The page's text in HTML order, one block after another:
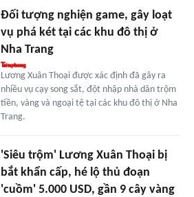
Đối tượng nghiện game, gây loạt
vụ phá két tại các khu đô thị ở
Nha Trang
Lương Xuân Thoại được xác định đã gây ra
nhiều vụ cạy song sắt, đột nhập nhà dân trộm
tiền, vàng và ngoại tệ tại các khu đô thị ở Nha
Trang.
'Siêu trộm' Lương Xuân Thoại bị
bắt khẩn cấp, hé lộ thủ đoạn
'cuồm' 5.000 USD, gần 9 cây vàng